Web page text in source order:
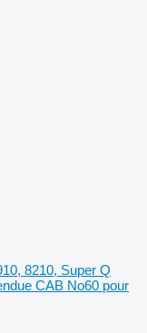
8210, Super Q
CAB No60 pour